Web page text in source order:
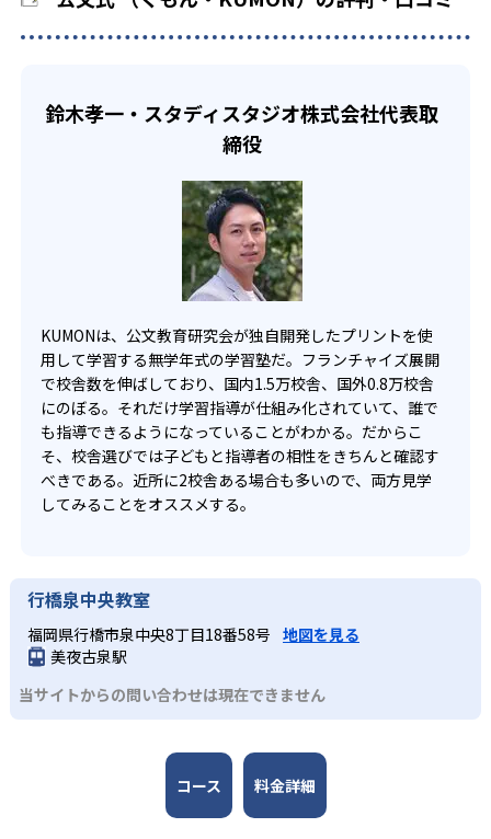
らのオンライン受講と通室を組み合わせることも可能だ。
部活や習い事と両立したい生徒向け
KUMONでは、一人ひとりの学習状況やスケジュールに合わ
宿題の量や進め方に関しては、いつでも気軽に相談可能
だ。
鈴木孝一・スタディスタジオ株式会社代表取
締役
KUMONは、公文教育研究会が独自開発したプリントを使
用して学習する無学年式の学習塾だ。フランチャイズ展開
で校舎数を伸ばしており、国内1.5万校舎、国外0.8万校舎
にのぼる。それだけ学習指導が仕組み化されていて、誰で
も指導できるようになっていることがわかる。だからこ
そ、校舎選びでは子どもと指導者の相性をきちんと確認す
べきである。近所に2校舎ある場合も多いので、両方見学
してみることをオススメする。
行橋泉中央教室
福岡県行橋市泉中央8丁目18番58号 地図を見る
美夜古泉駅
当サイトからの問い合わせは現在できません
コース 料金詳細